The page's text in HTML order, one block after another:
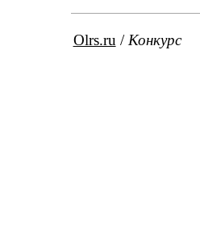
Olrs.ru / Конкурс